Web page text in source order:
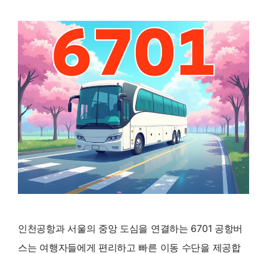
인천공항과 서울의 중앙 도심을 연결하는 6701 공항버
스는 여행자들에게 편리하고 빠른 이동 수단을 제공합